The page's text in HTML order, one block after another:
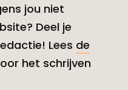
jou niet
Deel je
Lees de
het schrijven